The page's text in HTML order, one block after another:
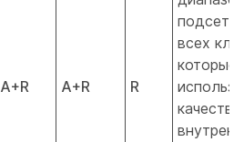
A+R A+R R
всех
которые
качестве